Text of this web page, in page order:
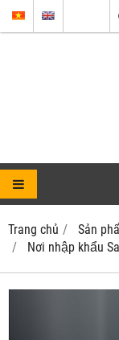
Trang chủ Sản
Nơi nhập khẩu